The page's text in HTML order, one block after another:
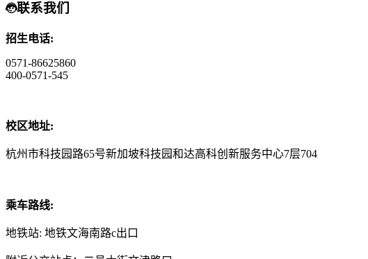
联系我们
招生电话:
0571-86625860
400-0571-545
校区地址:
杭州市科技园路65号新加坡科技园和达高科创新服务中心7层704
乘车路线:
地铁站: 地铁文海南路c出口